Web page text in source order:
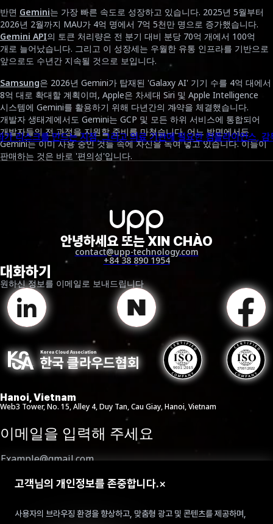
고객님의 개인정보를 존중합니다.×
사용자의 브라우징 환경을 향상하고, 맞춤형 광고 및 콘텐츠를 제공하며,
반면 Gemini는 가장 빠른 속도로 성장하고 있습니다. 2025년 5월부터
2026년 2월까지 MAU가 4억 명에서 7억 5천만 명으로 증가했습니다.
Gemini API의 토큰 처리량은 전 분기 대비 분당 70억 개에서 100억
개로 늘어났습니다. 그리고 이 성장세는 우월한 유통 인프라를 기반으로
앞으로도 수년간 지속될 것으로 보입니다.
Samsung은 2026년 Gemini가 탑재된 'Galaxy AI' 기기 수를 4억 대에서
8억 대로 확대할 계획이며, Apple은 차세대 Siri 및 Apple Intelligence
시스템에 Gemini를 활용하기 위해 다년간의 계약을 체결했습니다.
개발자 생태계에서도 Gemini는 GCP 및 모든 하위 서비스에 통합되어
개발자들의 전 과정을 지원할 준비를 마쳤습니다. 어느 방면에서든
Gemini는 이미 사용 중인 것들 속에 자신을 녹여 넣고 있습니다. 이들이
판매하는 것은 바로 '편의성'입니다.
LLM을 실험적인 도구로 바라보던 시대는 지나갔습니다. 소비자는
품질을 요구하고, 기업은 안정성을 요구합니다. 그러나 LLM 기술이
성능의 한계에 근접하고 있는 지금, 단순히 모델 크기와 구조를 조정하는
것만으로는 이러한 수요를 충족하기 어렵습니다. 완전한 재학습(full
retrain) 비용이 수천만 달러에 달하는 상황에서, 기술 기업들은 LLM을
둘러싼 시스템 설계, 즉 '하네스 엔지니어링(Harness Engineering)'으로
역량을 집중하고 있습니다.
LLM이 신경망이라면, 하네스 엔지니어링은 그 신경망에 기억력, 목표,
그리고 피드백 루프를 부여하여 실제로 작동하는 뇌로 만드는
과정입니다. 메모리 저장소는 정보 검색과 대화 맥락 유지를 가능하게
하고, 플래너는 목표를 달성하기 위해 문제를 분해하고 솔루션을
평가합니다. 그리고 에이전틱 AI의 피드백 루프는 관찰을 통해 실수를
수정하고 프로세스를 개선할 수 있게 합니다.
하네스 엔지니어링이야말로 ChatGPT와Qwen을 구분 짓는
핵심입니다. 두 모델 모두 명확한 입출력이 정의된 벤치마크에서는 좋은
성능을 보이지만, 장기적인 계획이 필요하거나 모호한 상황에서의
ChatGPT가 눈에 띄게 우수한 결과를 보입니다. 전면 재학습에 비해
필요가 없습니다. 대신, 고객이 실제로 필요로 하는 것에 LLM을
더 알아보기: 순수 LLM의 필연적인 도태
이언스, 감독, AI 거버넌스를 알아봅니다.
UPP 글로벌 테크놀로지,
UPP 글로벌 테크놀로지가
안녕하세요 또는 XIN CHÀO
contact@upp-technology.com
+84 38 890 1954
대화하기
원하신 정보를 이메일로 보내드립니다
이메일을 입력해 주세요
Hanoi, Vietnam
Web3 Tower, No. 15, Alley 4, Duy Tan, Cau Giay, Hanoi, Vietnam